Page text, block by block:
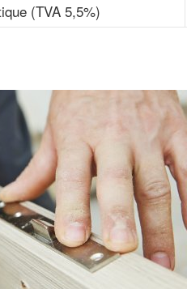
(TVA 5,5%)